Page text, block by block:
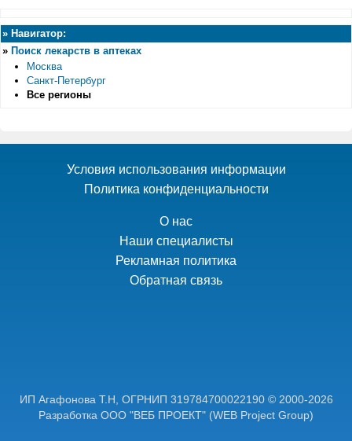
» Навигатор:
» Поиск лекарств в аптеках
Москва
Санкт-Петербург
Все регионы
Условия использования информации
Политика конфиденциальности
О нас
Наши специалисты
Рекламная политика
Обратная связь
ИП Агафонова Т.Н, ОГРНИП 319784700022190 © 2000-2026
Разработка ООО "ВЕБ ПРОЕКТ" (WEB Project Group)